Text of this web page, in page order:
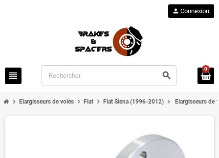
view_headline search
person Connexion
0
chevron_right Elargisseurs de voies chevron_right Fiat chevron_right Fiat Siena (1996-2012) chevron_right Elargisseurs de